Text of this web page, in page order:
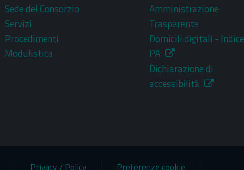
Sede del Consorzio
Servizi
Procedimenti
Modulistica
Amministrazione
Trasparente
Domicili digitali - Indice
PA
Dichiarazione di
accessibilità
Privacy / Policy Preferenze cookie